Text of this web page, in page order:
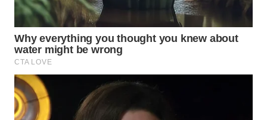
NIAS
WN
LANGKAT
WN
TAPANULI
SELATAN